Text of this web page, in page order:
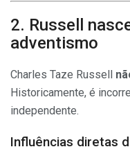
2. Russell
adventismo
Charles Taze Russell
Historicamente, é
independente.
Influências diretas